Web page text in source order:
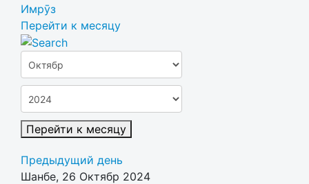
Имрӯз
Перейти к месяцу
Перейти к месяцу
Предыдущий день
Шанбе, 26 Октябр 2024